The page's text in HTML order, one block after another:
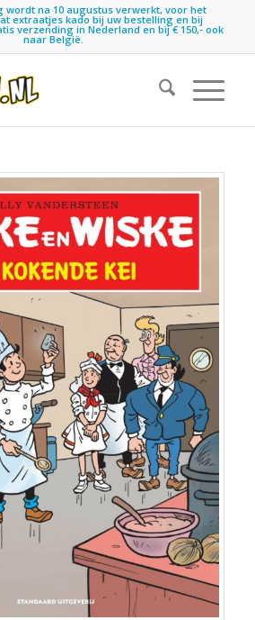
wordt na 10 augustus verwerkt, voor het
extraatjes kado bij uw bestelling en bij
verzending in Nederland en bij € 150,- ook
naar België.